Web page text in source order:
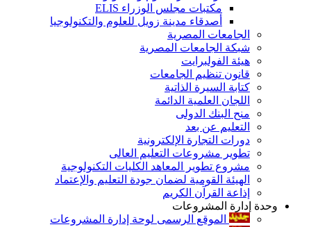
مكتبات مجلس الوزراء ELIS
أصدقاء مدينة زويل للعلوم والتكنولوجيا
الجامعات المصرية
شبكة الجامعات المصرية
هيئة الفولبرايت
قانون تنظيم الجامعات
كتابة السيرة الذاتية
اللجان العلمية الدائمة
منح البنك الدولى
التعليم عن بعد
دورات التجارة الإلكترونية
تطوير مشروعات التعليم العالى
مشروع تطوير المعاهد الكليات التكنولوجية
الهيئة القومية لضمان جودة التعليم والإعتماد
إذاعة القرآن الكريم
وحدة إدارة المشروعات
الموقع الرسمى لوحة إدارة المشروعات